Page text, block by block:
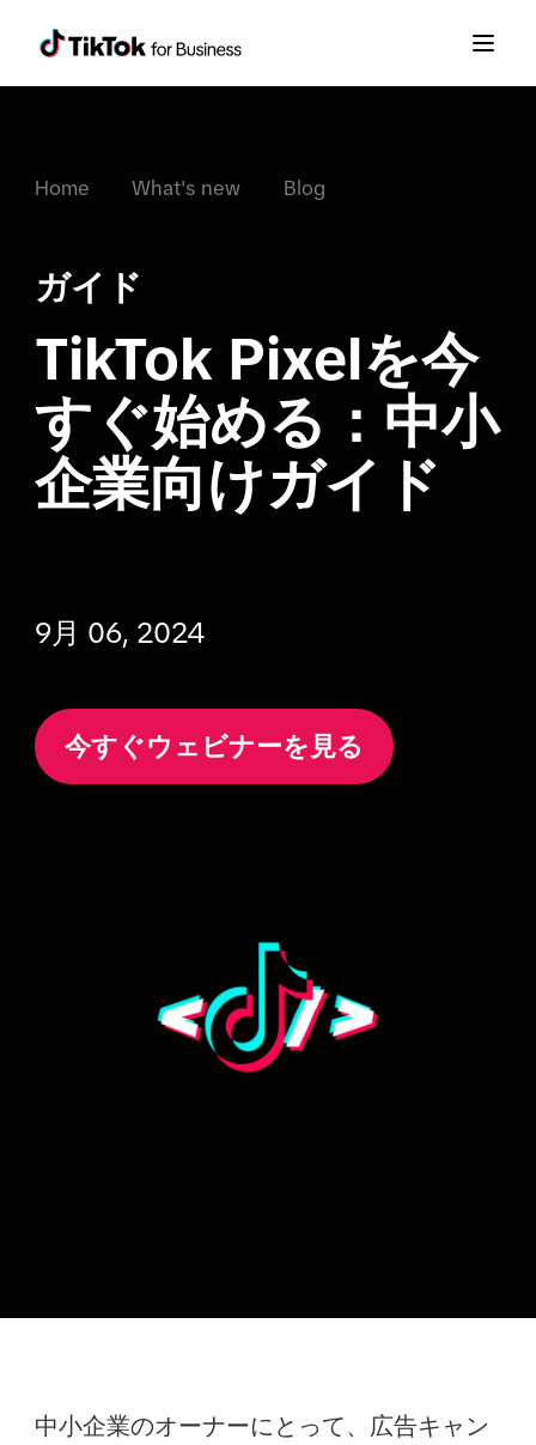
Home What's new Blog
ガイド
TikTok Pixelを今
すぐ始める：中小
企業向けガイド
9月 06, 2024
今すぐウェビナーを見る
中小企業のオーナーにとって、広告キャン